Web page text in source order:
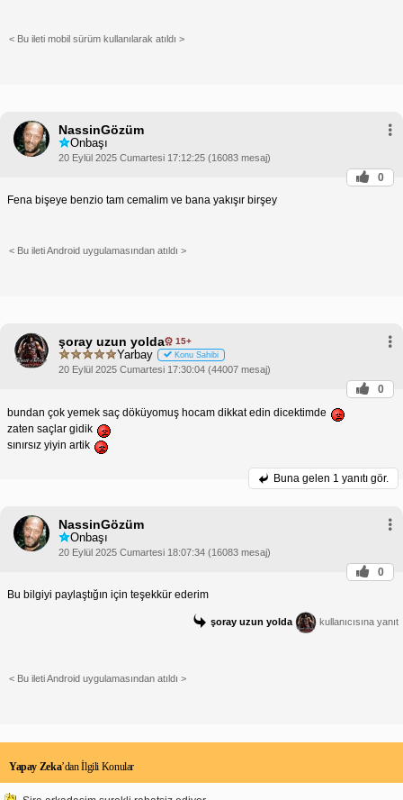
< Bu ileti mobil sürüm kullanılarak atıldı >
NassinGözüm
Onbaşı
20 Eylül 2025 Cumartesi 17:12:25 (16083 mesaj)
0
Fena bişeye benzio tam cemalim ve bana yakışır birşey
< Bu ileti Android uygulamasından atıldı >
şoray uzun yolda 15+
Yarbay Konu Sahibi
20 Eylül 2025 Cumartesi 17:30:04 (44007 mesaj)
0
bundan çok yemek saç döküyomuş hocam dikkat edin dicektimde
zaten saçlar gidik
sınırsız yiyin artik
Buna gelen 1 yanıtı gör.
NassinGözüm
Onbaşı
20 Eylül 2025 Cumartesi 18:07:34 (16083 mesaj)
0
Bu bilgiyi paylaştığın için teşekkür ederim
şoray uzun yolda kullanıcısına yanıt
< Bu ileti Android uygulamasından atıldı >
Yapay Zeka’dan İlgili Konular